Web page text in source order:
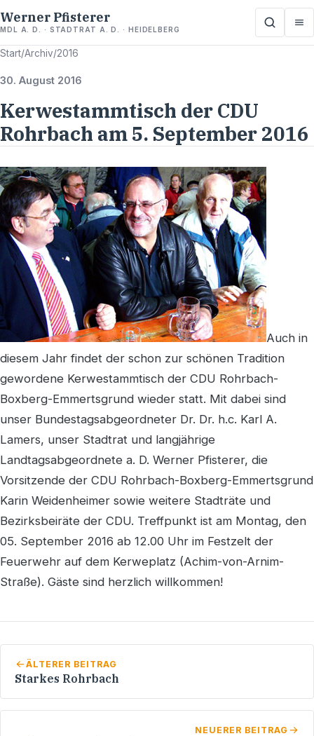
Werner Pfisterer
MDL A. D. · STADTRAT A. D. · HEIDELBERG
Start/Archiv/2016
30. August 2016
Kerwestammtisch der CDU
Rohrbach am 5. September 2016
Auch in
diesem Jahr findet der schon zur schönen Tradition
gewordene Kerwestammtisch der CDU Rohrbach-
Boxberg-Emmertsgrund wieder statt. Mit dabei sind
unser Bundestagsabgeordneter Dr. Dr. h.c. Karl A.
Lamers, unser Stadtrat und langjährige
Landtagsabgeordnete a. D. Werner Pfisterer, die
Vorsitzende der CDU Rohrbach-Boxberg-Emmertsgrund
Karin Weidenheimer sowie weitere Stadträte und
Bezirksbeiräte der CDU. Treffpunkt ist am Montag, den
05. September 2016 ab 12.00 Uhr im Festzelt der
Feuerwehr auf dem Kerweplatz (Achim-von-Arnim-
Straße). Gäste sind herzlich willkommen!
ÄLTERER BEITRAG
Starkes Rohrbach
NEUERER BEITRAG